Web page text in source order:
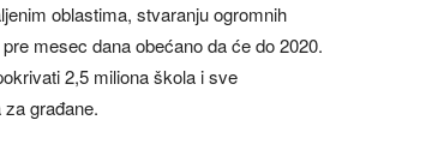
oblastima, stvaranju ogromnih
mesec dana obećano da će do 2020.
2,5 miliona škola i sve
građane.